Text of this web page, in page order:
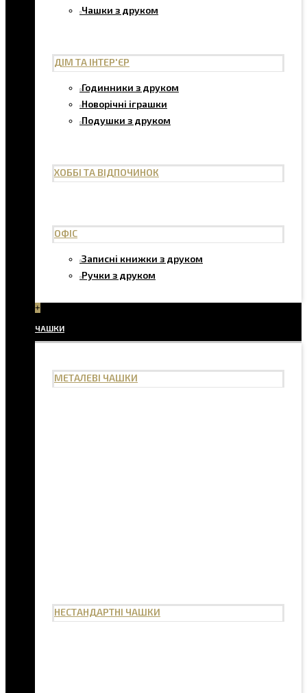
Чашки з друком
ДІМ ТА ІНТЕР'ЄР
Годинники з друком
Новорічні іграшки
Подушки з друком
ХОББІ ТА ВІДПОЧИНОК
ОФІС
Записні книжки з друком
Ручки з друком
+
ЧАШКИ
МЕТАЛЕВІ ЧАШКИ
НЕСТАНДАРТНІ ЧАШКИ